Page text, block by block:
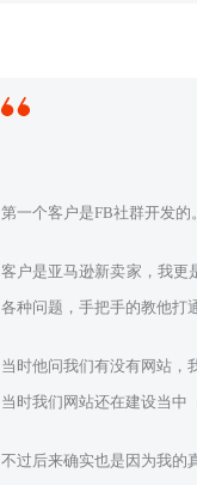
第一个客户是FB社群开发的。
客户是亚马逊新卖家，我更
各种问题，手把手的教他打
当时他问我们有没有网站，
当时我们网站还在建设当中
不过后来确实也是因为我的